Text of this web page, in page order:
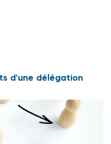
d'une délégation